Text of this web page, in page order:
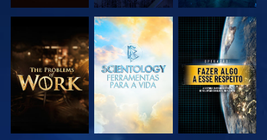
EXPLORAR A
SÉRIE
EXPLORAR A
SÉRIE
VER